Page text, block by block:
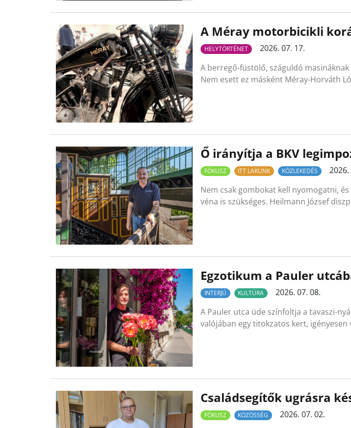
A Méray motorbicikli
HELYTÖRTÉNET
2026. 07. 17.
A berregő-füstölő, száguldó
Nem esett ez másként Méray-Horváth
Ő irányítja a BKV
FÓKUSZ ITT LAKUNK KÖZLEKEDÉS
2026.
Nem csak gombokat kell nyomogatni,
véna is szükséges. Heilmann József
Egzotikum a Pauler
INTERJÚ KULTÚRA
2026. 07. 08.
A Pauler utca üde színfoltja a tavaszi-
valójában egy titokzatos kert,
Családsegítők ugrásra
FÓKUSZ KÖZÖSSÉG
2026. 07. 02.